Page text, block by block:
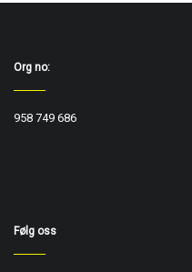
Org no:
958 749 686
Følg oss